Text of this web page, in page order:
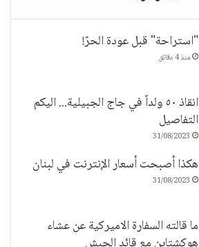
"استراحة" قبل عودة الحرّ!
منذ 4 دقائق
انقاذ ٥٠ ولداً في جاج الجبيلية... اليكم
التفاصيل
31/08/2023
هكذا أصبحت أسعار الإنترنت في لبنان
31/08/2023
ما قالته السفارة الاميركية عن عشاء